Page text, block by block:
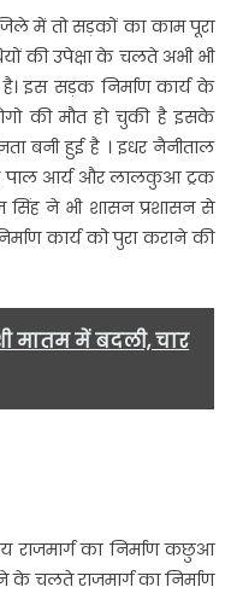
में तो सड़कों का काम पूरा
की उपेक्षा के चलते अभी भी
है। इस सड़क निर्माण कार्य के
की मौत हो चुकी है इसके
बनी हुई है । इधर नैनीताल
पाल आर्य और लालकुआ ट्रक
सिंह ने भी शासन प्रशासन से
कार्य को पुरा कराने की
मातम में बदली, चार
राजमार्ग का निर्माण कछुआ
चलते राजमार्ग का निर्माण